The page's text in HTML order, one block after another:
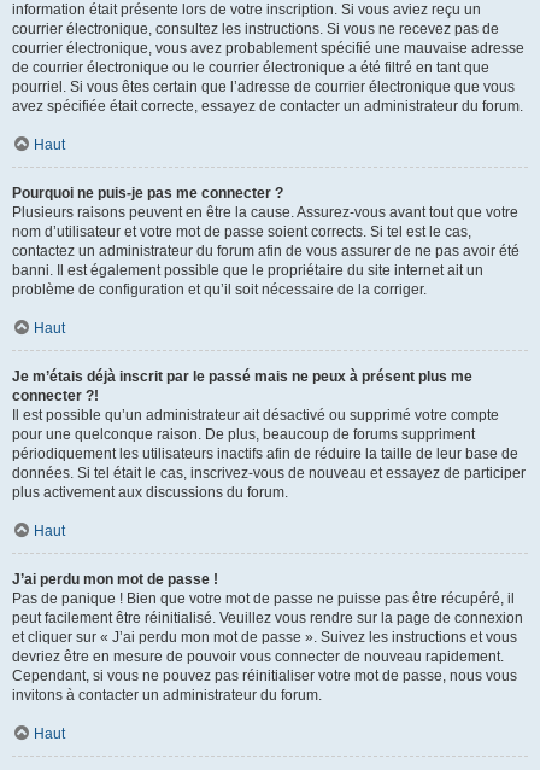
information était présente lors de votre inscription. Si vous aviez reçu un
courrier électronique, consultez les instructions. Si vous ne recevez pas de
courrier électronique, vous avez probablement spécifié une mauvaise adresse
de courrier électronique ou le courrier électronique a été filtré en tant que
pourriel. Si vous êtes certain que l’adresse de courrier électronique que vous
avez spécifiée était correcte, essayez de contacter un administrateur du forum.
Haut
Pourquoi ne puis-je pas me connecter ?
Plusieurs raisons peuvent en être la cause. Assurez-vous avant tout que votre
nom d’utilisateur et votre mot de passe soient corrects. Si tel est le cas,
contactez un administrateur du forum afin de vous assurer de ne pas avoir été
banni. Il est également possible que le propriétaire du site internet ait un
problème de configuration et qu’il soit nécessaire de la corriger.
Haut
Je m’étais déjà inscrit par le passé mais ne peux à présent plus me
connecter ?!
Il est possible qu’un administrateur ait désactivé ou supprimé votre compte
pour une quelconque raison. De plus, beaucoup de forums suppriment
périodiquement les utilisateurs inactifs afin de réduire la taille de leur base de
données. Si tel était le cas, inscrivez-vous de nouveau et essayez de participer
plus activement aux discussions du forum.
Haut
J’ai perdu mon mot de passe !
Pas de panique ! Bien que votre mot de passe ne puisse pas être récupéré, il
peut facilement être réinitialisé. Veuillez vous rendre sur la page de connexion
et cliquer sur « J’ai perdu mon mot de passe ». Suivez les instructions et vous
devriez être en mesure de pouvoir vous connecter de nouveau rapidement.
Cependant, si vous ne pouvez pas réinitialiser votre mot de passe, nous vous
invitons à contacter un administrateur du forum.
Haut